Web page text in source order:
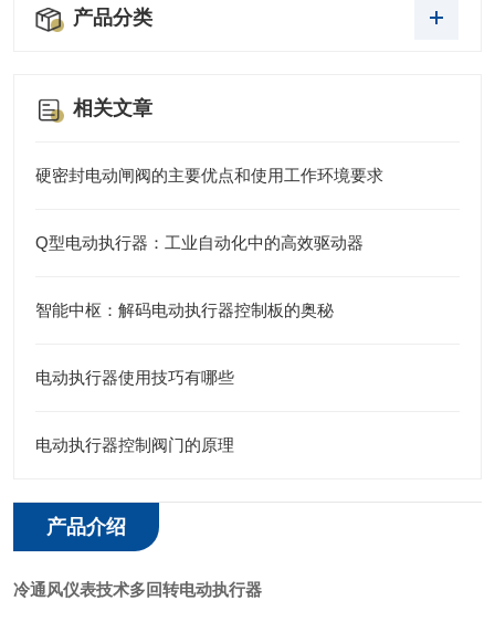
产品分类
相关文章
硬密封电动闸阀的主要优点和使用工作环境要求
Q型电动执行器：工业自动化中的高效驱动器
智能中枢：解码电动执行器控制板的奥秘
电动执行器使用技巧有哪些
电动执行器控制阀门的原理
产品介绍
冷通风仪表技术多回转电动执行器